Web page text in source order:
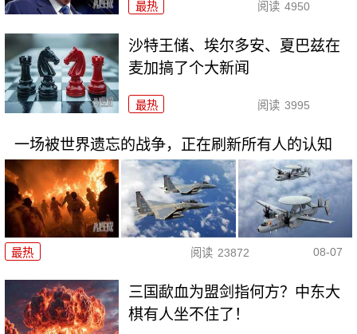
最热 阅读 4950
沙特王储、埃尔多安、夏巴兹在
麦加搞了个大新闻
最热 阅读 3995
一场被世界遗忘的战争，正在刷新所有人的认知
最热 阅读 23872 08-07
三国歃血为盟剑指何方？中东大
棋有人坐不住了！